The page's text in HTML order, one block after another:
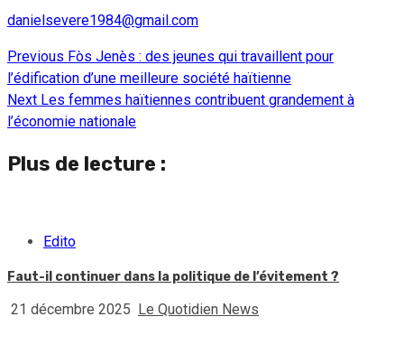
danielsevere1984@gmail.com
Continue
Reading
Previous Fòs Jenès : des jeunes qui travaillent pour
l’édification d’une meilleure société haïtienne
Next Les femmes haïtiennes contribuent grandement à
l’économie nationale
Plus de lecture :
Edito
Faut-il continuer dans la politique de l’évitement ?
21 décembre 2025 Le Quotidien News